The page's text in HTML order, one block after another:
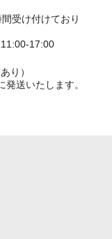
受け付けており
17:00
り）
送いたします。